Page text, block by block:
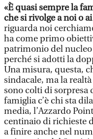
«È quasi sempre la
che si rivolge a noi o
riguarda noi
ha come primo
patrimonio del
perché si adotti la
Una misura, questa,
sindacale, ma la
sono colti di sorpresa
famiglia c’è chi sta
media, l’Azzardo
centinaio di richieste
a finire anche nel